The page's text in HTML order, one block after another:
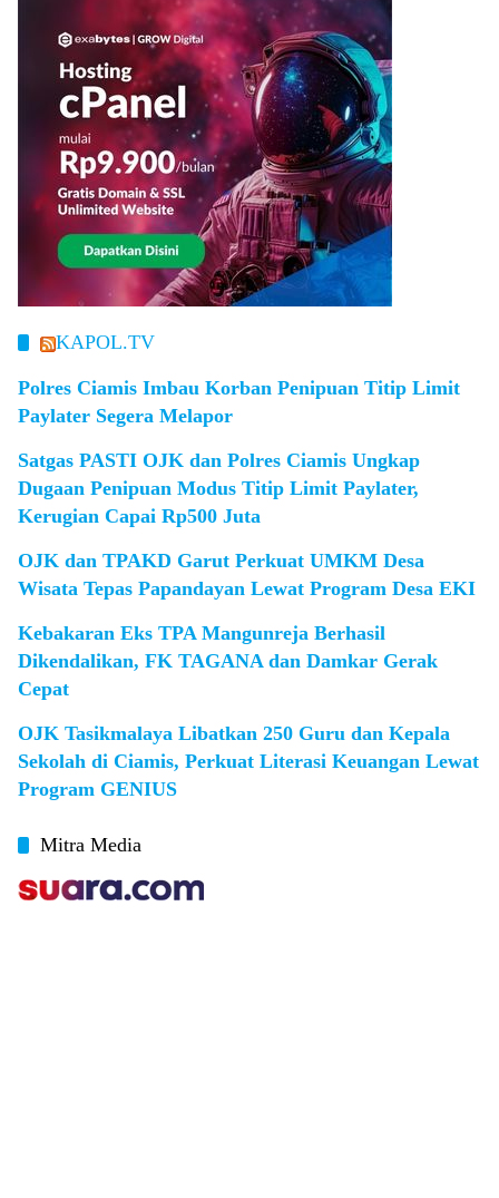
KAPOL.TV
Polres Ciamis Imbau Korban Penipuan Titip Limit
Paylater Segera Melapor
Satgas PASTI OJK dan Polres Ciamis Ungkap
Dugaan Penipuan Modus Titip Limit Paylater,
Kerugian Capai Rp500 Juta
OJK dan TPAKD Garut Perkuat UMKM Desa
Wisata Tepas Papandayan Lewat Program Desa EKI
Kebakaran Eks TPA Mangunreja Berhasil
Dikendalikan, FK TAGANA dan Damkar Gerak
Cepat
OJK Tasikmalaya Libatkan 250 Guru dan Kepala
Sekolah di Ciamis, Perkuat Literasi Keuangan Lewat
Program GENIUS
Mitra Media